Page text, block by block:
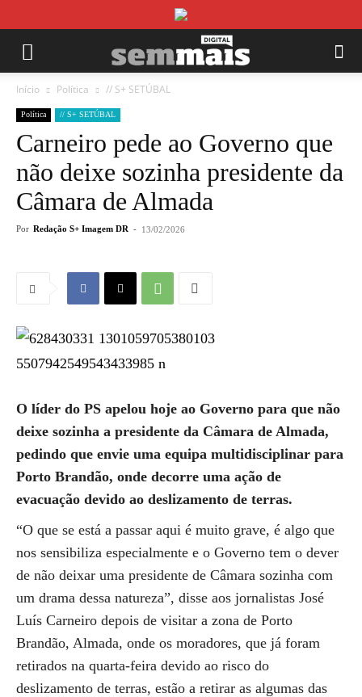
Início Política // S+ SETÚBAL
Política // S+ SETÚBAL
Carneiro pede ao Governo que
não deixe sozinha presidente da
Câmara de Almada
Por Redação S+ Imagem DR - 13/02/2026
O líder do PS apelou hoje ao Governo para que não
deixe sozinha a presidente da Câmara de Almada,
pedindo que envie uma equipa multidisciplinar para
Porto Brandão, onde decorre uma ação de
evacuação devido ao deslizamento de terras.
“O que se está a passar aqui é muito grave, é algo que
nos sensibiliza especialmente e o Governo tem o dever
de não deixar uma presidente de Câmara sozinha com
um drama dessa natureza”, disse aos jornalistas José
Luís Carneiro depois de visitar a zona de Porto
Brandão, Almada, onde os moradores, que já foram
retirados na quarta-feira devido ao risco do
deslizamento de terras, estão a retirar as algumas das